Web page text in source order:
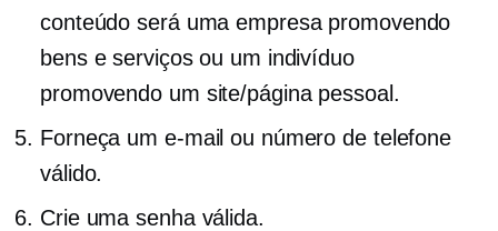
conteúdo será uma empresa promovendo
bens e serviços ou um indivíduo
promovendo um site/página pessoal.
Forneça um e-mail ou número de telefone
válido.
Crie uma senha válida.